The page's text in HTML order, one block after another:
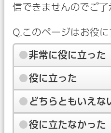
信できませんのでご了
Q.このページはお役
非常に役に立った
役に立った
どちらともいえな
役に立たなかった